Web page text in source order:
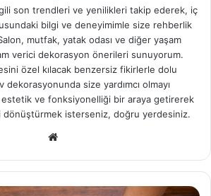
son trendleri ve yenilikleri takip ederek, iç
bilgi ve deneyimimle size rehberlik
mutfak, yatak odası ve diğer yaşam
verici dekorasyon önerileri sunuyorum.
özel kılacak benzersiz fikirlerle dolu
dekorasyonunda size yardımcı olmayı
estetik ve fonksiyonelliği bir araya getirerek
dönüştürmek isterseniz, doğru yerdesiniz.
sit
esi